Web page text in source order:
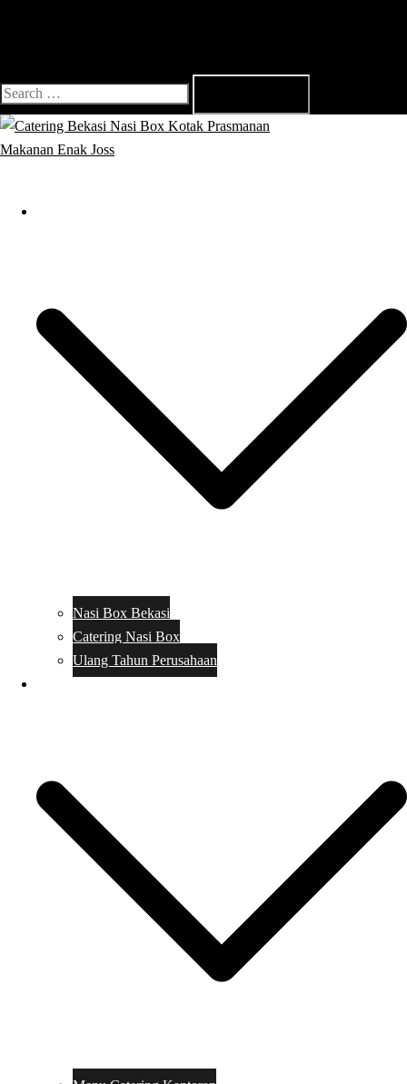
Search
for:
Nasi Box Bekasi
Catering Nasi Box
Ulang Tahun Perusahaan